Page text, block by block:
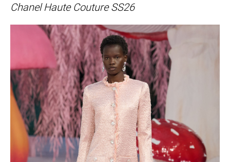
Chanel Haute Couture SS26